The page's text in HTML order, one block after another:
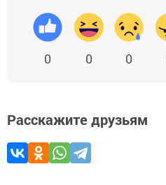
0 0 0
Расскажите друзьям